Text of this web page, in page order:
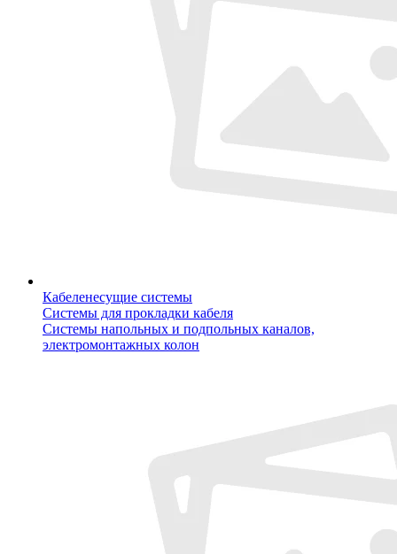
Кабеленесущие системы
Системы для прокладки кабеля
Системы напольных и подпольных каналов,
электромонтажных колон